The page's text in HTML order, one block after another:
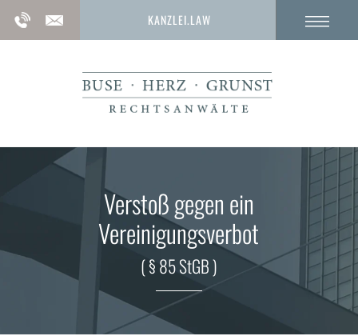
KANZLEI.LAW
Verstoß gegen ein
Vereinigungsverbot
( § 85 StGB )